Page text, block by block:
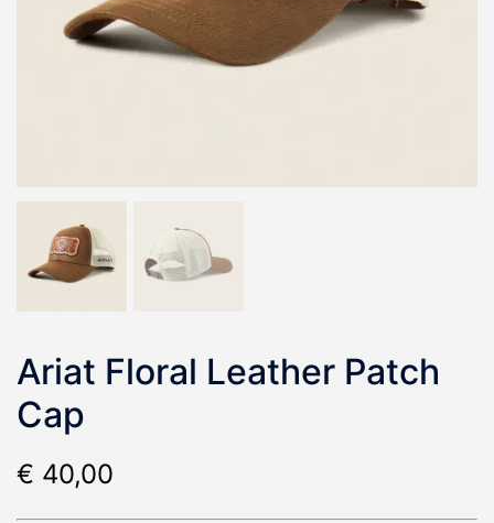
Ariat Floral Leather Patch
Cap
€ 40,00